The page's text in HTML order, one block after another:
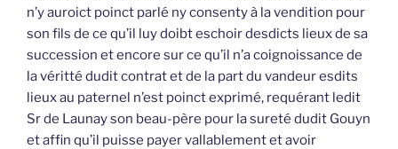
n’y auroict poinct parlé ny consenty à la vendition pour
son fils de ce qu’il luy doibt eschoir desdicts lieux de sa
succession et encore sur ce qu’il n’a coignoissance de
la véritté dudit contrat et de la part du vandeur esdits
lieux au paternel n’est poinct exprimé, requérant ledit
Sr de Launay son beau-père pour la sureté dudit Gouyn
et affin qu’il puisse payer vallablement et avoir